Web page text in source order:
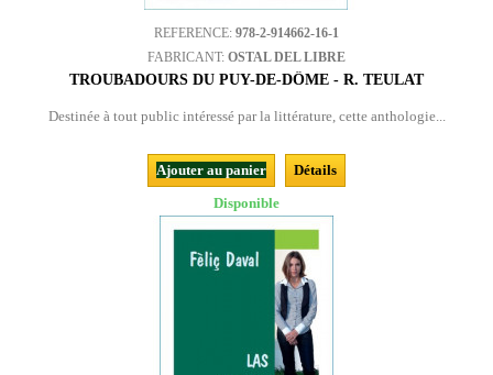
REFERENCE: 978-2-914662-16-1
FABRICANT: OSTAL DEL LIBRE
TROUBADOURS DU PUY-DE-DÔME - R. TEULAT
Destinée à tout public intéressé par la littérature, cette anthologie...
Ajouter au panier
Détails
Disponible